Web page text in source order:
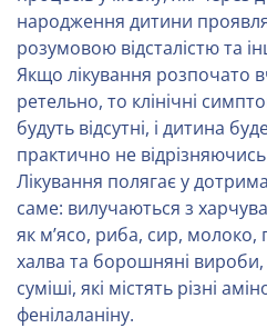
народження дитини
розумовою відсталістю та
Якщо лікування розпочато
ретельно, то клінічні
будуть відсутні, і дитина
практично не відрізняючись
Лікування полягає у
саме: вилучаються з
як м’ясо, риба, сир, молоко,
халва та борошняні
суміші, які містять різні
фенілаланіну.